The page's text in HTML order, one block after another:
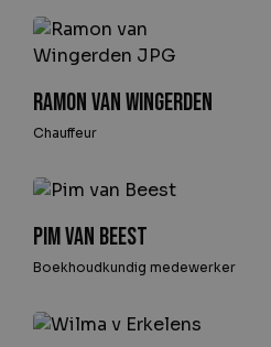
Ramon van Wingerden
Chauffeur
Pim van Beest
Boekhoudkundig medewerker